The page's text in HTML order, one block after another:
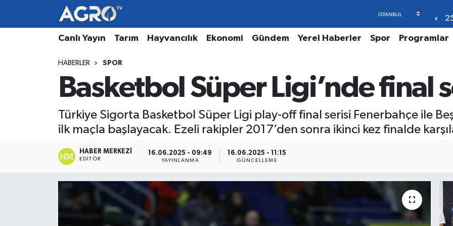
Canlı Yayın Tarım Hayvancılık Ekonomi Gündem Yerel Haberler Spor Programlar
HABERLER SPOR
Basketbol Süper Ligi’nde final
Türkiye Sigorta Basketbol Süper Ligi play-off final serisi Fenerbahçe ile
ilk maçla başlayacak. Ezeli rakipler 2017’den sonra ikinci kez finalde
HABER MERKEZI
EDITÖR
16.06.2025 - 09:49
YAYINLANMA
16.06.2025 - 11:15
GÜNCELLEME
Hava Durumu
Trafik Durumu
Süper Lig Puan Durumu ve Fikstür
Tüm Manşetler
Haber Arşivi